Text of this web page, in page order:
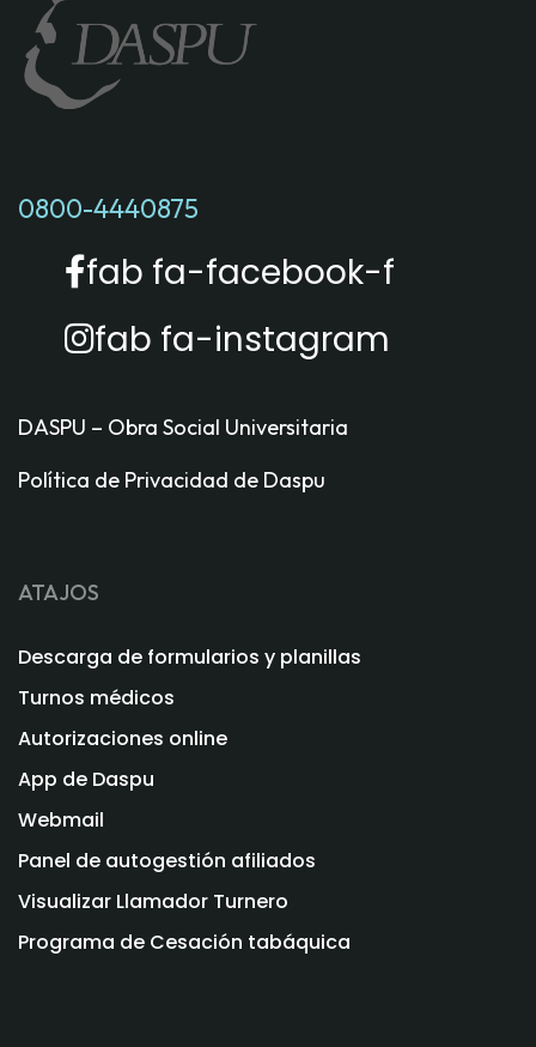
0800-4440875
fab fa-facebook-f
fab fa-instagram
DASPU – Obra Social Universitaria
Política de Privacidad de Daspu
ATAJOS
Descarga de formularios y planillas
Turnos médicos
Autorizaciones online
App de Daspu
Webmail
Panel de autogestión afiliados
Visualizar Llamador Turnero
Programa de Cesación tabáquica